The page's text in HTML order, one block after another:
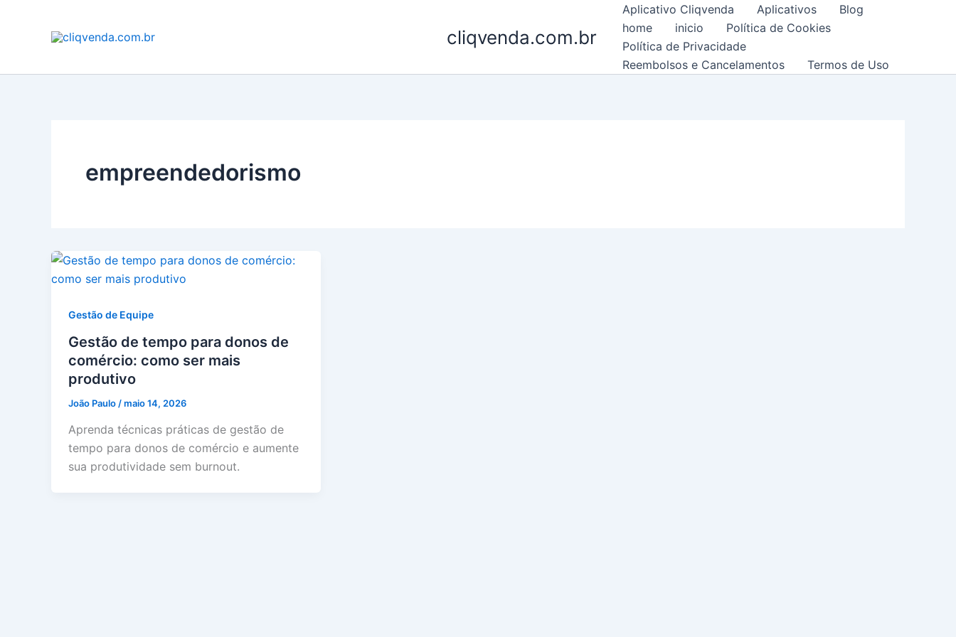
cliqvenda.com.br
Aplicativo Cliqvenda Aplicativos
Blog
home
inicio
Política de Cookies
Política de Privacidade
Reembolsos e Cancelamentos
Termos de Uso
empreendedorismo
Gestão de Equipe
Gestão de tempo para donos de
comércio: como ser mais
produtivo
João Paulo /maio 14, 2026
Aprenda técnicas práticas de gestão de
tempo para donos de comércio e aumente
sua produtividade sem burnout.